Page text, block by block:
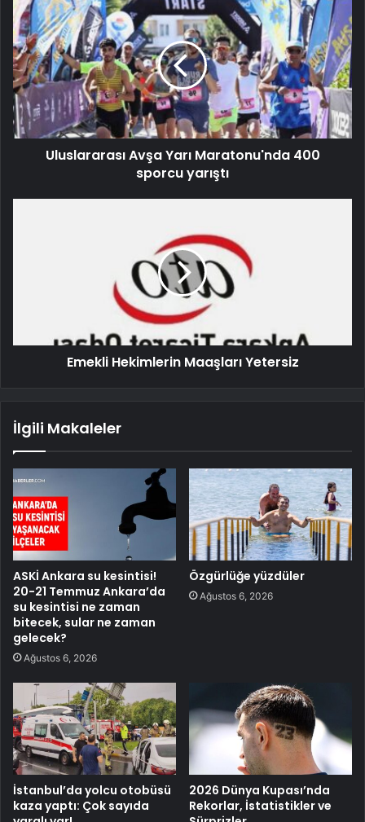
Uluslararası Avşa Yarı Maratonu'nda 400
sporcu yarıştı
Emekli Hekimlerin Maaşları Yetersiz
İlgili Makaleler
ASKİ Ankara su kesintisi!
20-21 Temmuz Ankara’da
su kesintisi ne zaman
bitecek, sular ne zaman
gelecek?
Ağustos 6, 2026
Özgürlüğe yüzdüler
Ağustos 6, 2026
İstanbul’da yolcu otobüsü
kaza yaptı: Çok sayıda
2026 Dünya Kupası’nda
Rekorlar, İstatistikler ve